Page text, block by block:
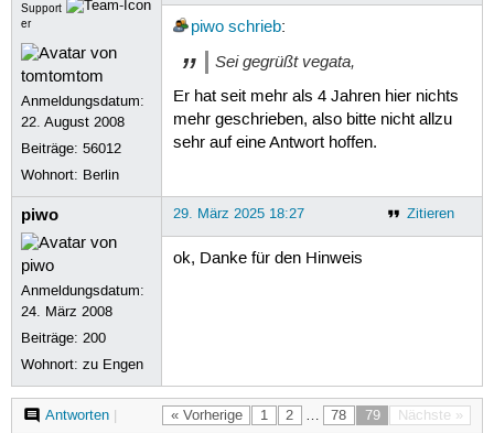
Support
er
Anmeldungsdatum:
22. August 2008
Beiträge:56012
Wohnort: Berlin
piwo schrieb:
Sei gegrüßt vegata,
Er hat seit mehr als 4 Jahren hier nichts
mehr geschrieben, also bitte nicht allzu
sehr auf eine Antwort hoffen.
piwo
Anmeldungsdatum:
24. März 2008
Beiträge:200
Wohnort: zu Engen
Zitieren
29. März 2025 18:27
ok, Danke für den Hinweis
« Vorherige 1 2 … 78 79 Nächste »
Antworten|